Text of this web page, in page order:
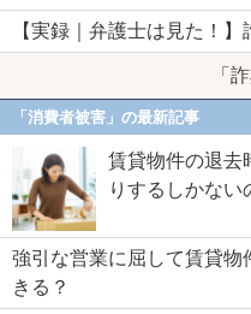
【実録｜弁護士は見た！
「
「消費者被害」の最新記事
賃貸物件の退去
りするしかない
強引な営業に屈して賃貸
きる？